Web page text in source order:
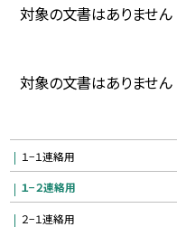
対象の文書はありません
対象の文書はありません
１−１連絡用
１−２連絡用
２−１連絡用